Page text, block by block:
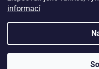
informací
Upravit